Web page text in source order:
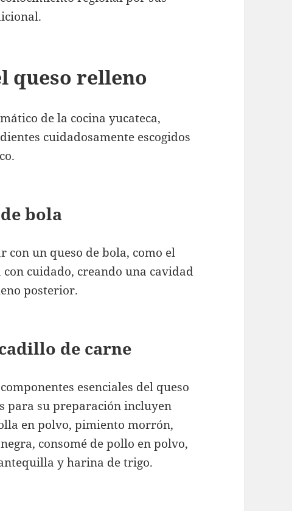
queso relleno
de la cocina yucateca,
cuidadosamente escogidos
bola
con un queso de bola, como el
con cuidado, creando una cavidad
posterior.
de carne
esenciales del queso
para su preparación incluyen
en polvo, pimiento morrón,
consomé de pollo en polvo,
y harina de trigo.